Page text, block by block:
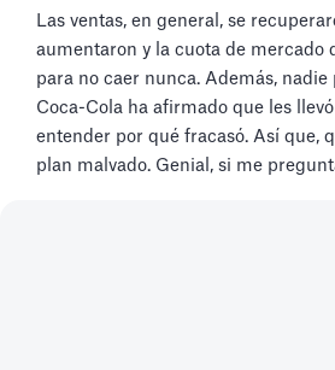
Las ventas, en general, se
aumentaron y la cuota de mercado
para no caer nunca. Además, nadie
Coca-Cola ha afirmado que les
entender por qué fracasó. Así que,
plan malvado. Genial, si me